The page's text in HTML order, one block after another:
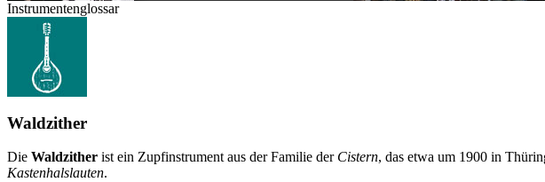
Instrumentenglossar
Waldzither
Die Waldzither ist ein Zupfinstrument aus der Familie der Cistern, das etwa um 1900 in
Kastenhalslauten.